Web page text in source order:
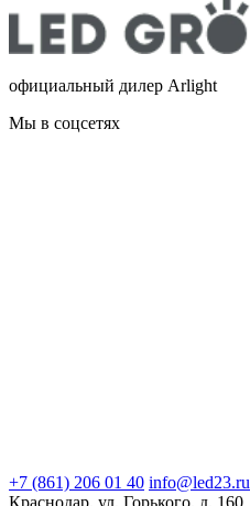
официальный дилер Arlight
Мы в соцсетях
+7 (861) 206 01 40 info@led23.ru